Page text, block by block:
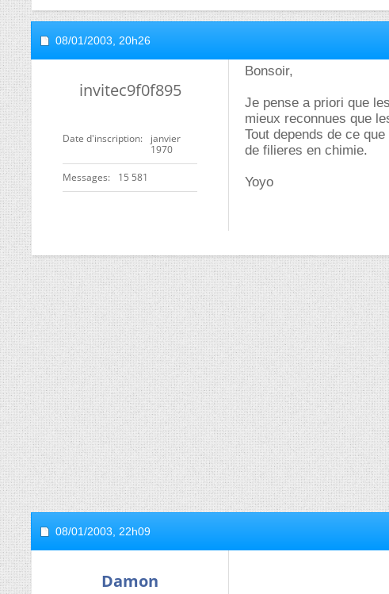
08/01/2003, 20h26
invitec9f0f895
Date d'inscription
janvier
1970
Messages 15 581
Bonsoir,
Je pense a priori que
mieux reconnues que
Tout depends de ce
de filieres en chimie.
Yoyo
08/01/2003, 22h09
Damon